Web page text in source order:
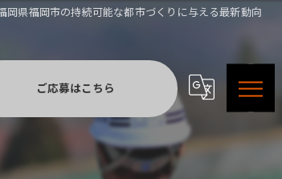
岡県福岡市の持続可能な都市づくりに与える最新動向
ご応募はこちら